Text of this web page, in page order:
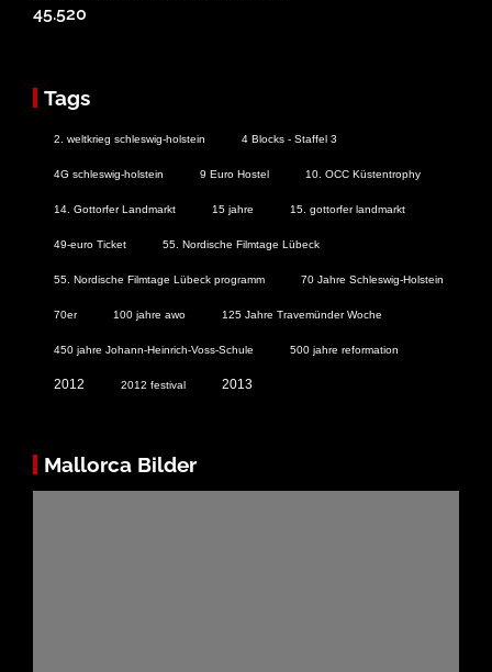
45.520
Tags
2. weltkrieg schleswig-holstein 4 Blocks - Staffel 3
4G schleswig-holstein 9 Euro Hostel 10. OCC Küstentrophy
14. Gottorfer Landmarkt 15 jahre 15. gottorfer landmarkt
49-euro Ticket 55. Nordische Filmtage Lübeck
55. Nordische Filmtage Lübeck programm 70 Jahre Schleswig-Holstein
70er 100 jahre awo 125 Jahre Travemünder Woche
450 jahre Johann-Heinrich-Voss-Schule 500 jahre reformation
2012 2012 festival 2013
Mallorca Bilder